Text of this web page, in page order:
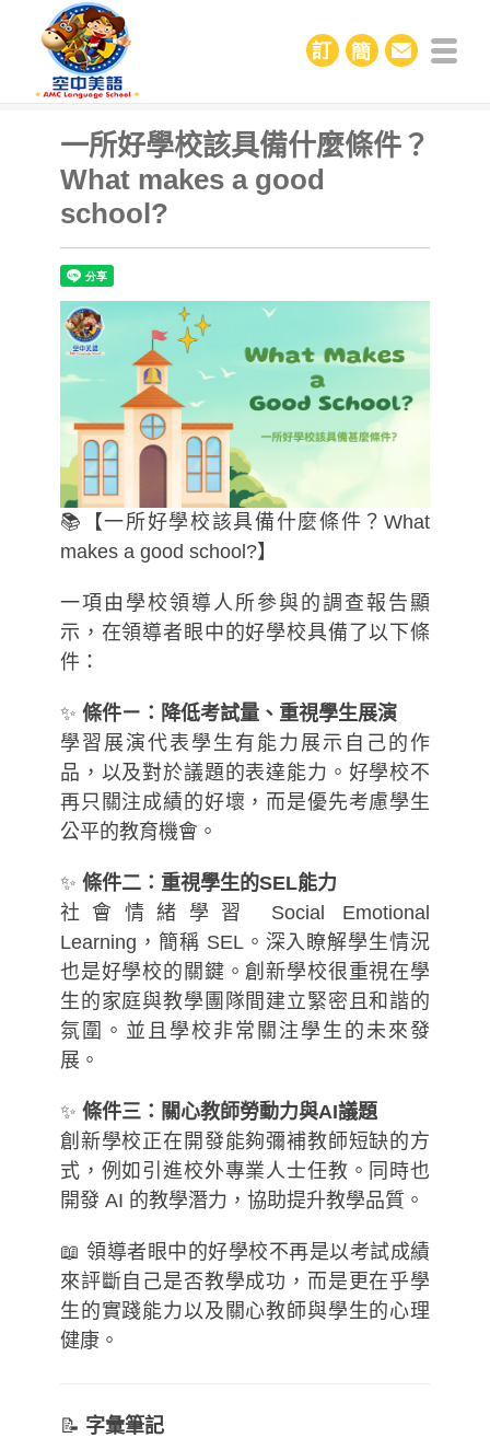
一所好學校該具備什麼條件？
What makes a good
school?
📚【一所好學校該具備什麼條件？What
makes a good school?】
一項由學校領導人所參與的調查報告顯
示，在領導者眼中的好學校具備了以下條
件：
✨ 條件ㄧ：降低考試量、重視學生展演
學習展演代表學生有能力展示自己的作
品，以及對於議題的表達能力。好學校不
再只關注成績的好壞，而是優先考慮學生
公平的教育機會。
✨ 條件二：重視學生的SEL能力
社會情緒學習 Social Emotional
Learning，簡稱 SEL。深入瞭解學生情況
也是好學校的關鍵。創新學校很重視在學
生的家庭與教學團隊間建立緊密且和諧的
氛圍。並且學校非常關注學生的未來發
展。
✨ 條件三：關心教師勞動力與AI議題
創新學校正在開發能夠彌補教師短缺的方
式，例如引進校外專業人士任教。同時也
開發 AI 的教學潛力，協助提升教學品質。
📖 領導者眼中的好學校不再是以考試成績
來評斷自己是否教學成功，而是更在乎學
生的實踐能力以及關心教師與學生的心理
健康。
📝 字彙筆記